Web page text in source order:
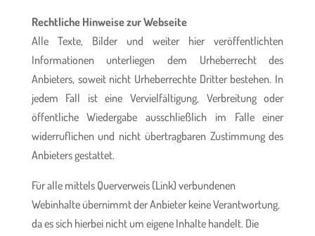
Rechtliche Hinweise zur Webseite
Alle Texte, Bilder und weiter hier veröffentlichten
Informationen unterliegen dem Urheberrecht des
Anbieters, soweit nicht Urheberrechte Dritter bestehen. In
jedem Fall ist eine Vervielfältigung, Verbreitung oder
öffentliche Wiedergabe ausschließlich im Falle einer
widerruflichen und nicht übertragbaren Zustimmung des
Anbieters gestattet.
Für alle mittels Querverweis (Link) verbundenen
Webinhalte übernimmt der Anbieter keine Verantwortung,
da es sich hierbei nicht um eigene Inhalte handelt. Die